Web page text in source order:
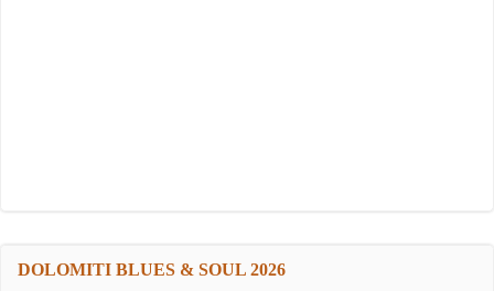
DOLOMITI BLUES & SOUL 2026